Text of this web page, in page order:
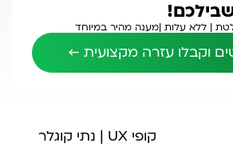
| ללא עלות |מענה מהיר במיוחד
וקבלו עזרה מקצועית ←
קופי UX | נתי קוגלר